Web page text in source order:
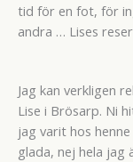
tid för en fot, för
andra … Lises
Jag kan verkligen
Lise i Brösarp. Ni
jag varit hos
glada, nej hela jag